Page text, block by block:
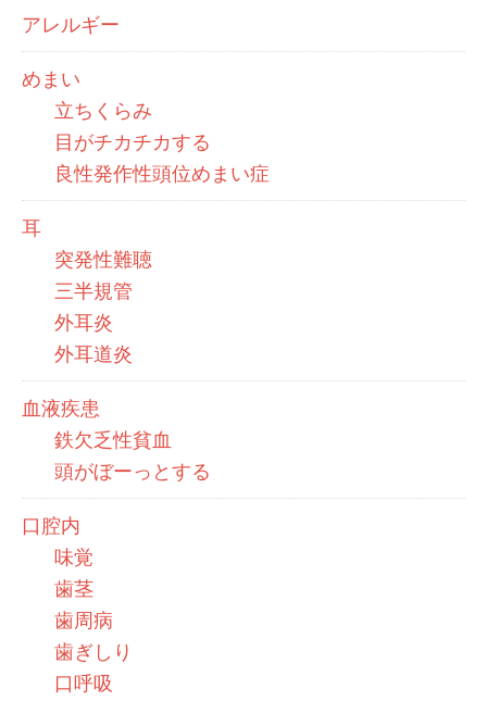
アレルギー
めまい
立ちくらみ
目がチカチカする
良性発作性頭位めまい症
耳
突発性難聴
三半規管
外耳炎
外耳道炎
血液疾患
鉄欠乏性貧血
頭がぼーっとする
口腔内
味覚
歯茎
歯周病
歯ぎしり
口呼吸